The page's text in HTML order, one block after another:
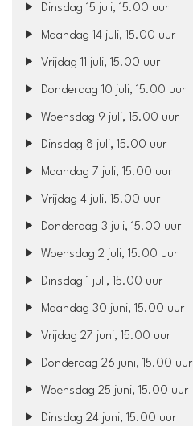
Dinsdag 15 juli, 15.00 uur
Maandag 14 juli, 15.00 uur
Vrijdag 11 juli, 15.00 uur
Donderdag 10 juli, 15.00 uur
Woensdag 9 juli, 15.00 uur
Dinsdag 8 juli, 15.00 uur
Maandag 7 juli, 15.00 uur
Vrijdag 4 juli, 15.00 uur
Donderdag 3 juli, 15.00 uur
Woensdag 2 juli, 15.00 uur
Dinsdag 1 juli, 15.00 uur
Maandag 30 juni, 15.00 uur
Vrijdag 27 juni, 15.00 uur
Donderdag 26 juni, 15.00 uur
Woensdag 25 juni, 15.00 uur
Dinsdag 24 juni, 15.00 uur